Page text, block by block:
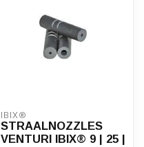
IBIX®
STRAALNOZZLES
VENTURI IBIX® 9 | 25 |